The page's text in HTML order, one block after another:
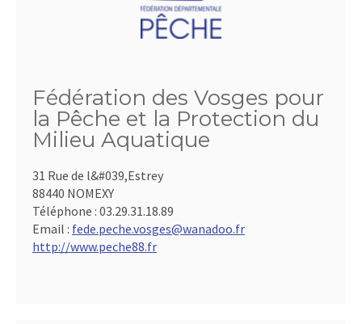
Fédération des Vosges pour
la Pêche et la Protection du
Milieu Aquatique
31 Rue de l&#039,Estrey
88440 NOMEXY
Téléphone : 03.29.31.18.89
Email : fede.peche.vosges@wanadoo.fr
http://www.peche88.fr